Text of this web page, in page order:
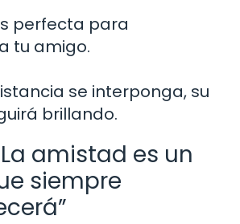
perfecta para
tu amigo.
se interponga, su
brillando.
amistad es un
siempre